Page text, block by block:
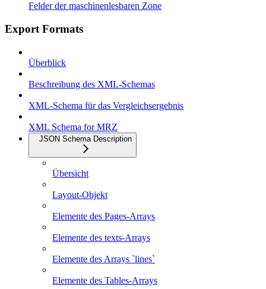
Felder der maschinenlesbaren Zone
Export Formats
Überblick
Beschreibung des XML-Schemas
XML-Schema für das Vergleichsergebnis
XML Schema for MRZ
JSON Schema Description
Übersicht
Layout-Objekt
Elemente des Pages-Arrays
Elemente des texts-Arrays
Elemente des Arrays `lines`
Elemente des Tables-Arrays